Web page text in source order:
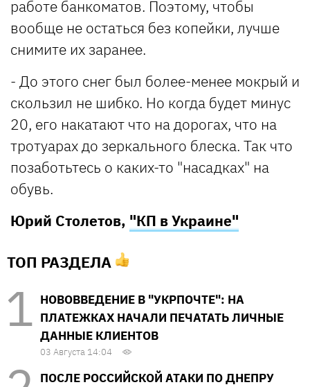
работе банкоматов. Поэтому, чтобы
вообще не остаться без копейки, лучше
снимите их заранее.
- До этого снег был более-менее мокрый и
скользил не шибко. Но когда будет минус
20, его накатают что на дорогах, что на
тротуарах до зеркального блеска. Так что
позаботьтесь о каких-то "насадках" на
обувь.
Юрий Столетов, "КП в Украине"
ТОП РАЗДЕЛА
НОВОВВЕДЕНИЕ В "УКРПОЧТЕ": НА
ПЛАТЕЖКАХ НАЧАЛИ ПЕЧАТАТЬ ЛИЧНЫЕ
ДАННЫЕ КЛИЕНТОВ
03 Августа 14:04
ПОСЛЕ РОССИЙСКОЙ АТАКИ ПО ДНЕПРУ